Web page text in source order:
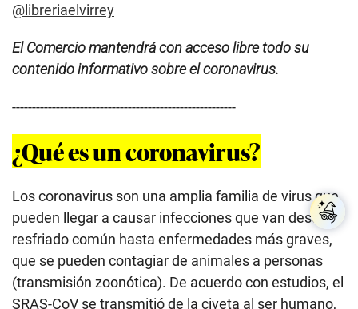
@libreriaelvirrey
El Comercio mantendrá con acceso libre todo su
contenido informativo sobre el coronavirus.
--------------------------------------------------------
¿Qué es un coronavirus?
Los coronavirus son una amplia familia de virus que
pueden llegar a causar infecciones que van desde el
resfriado común hasta enfermedades más graves,
que se pueden contagiar de animales a personas
(transmisión zoonótica). De acuerdo con estudios, el
SRAS-CoV se transmitió de la civeta al ser humano,